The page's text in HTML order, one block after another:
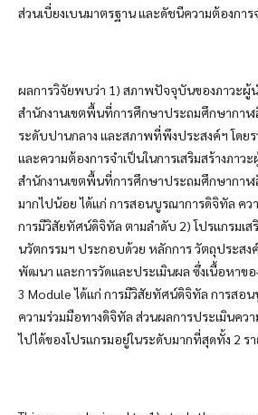
ส่วนเบี่ยงเบนมาตรฐาน และดัชนีความต้องการ
ผลการวิจัยพบว่า 1) สภาพปัจจุบันของภาวะผู้
สำนักงานเขตพื้นที่การศึกษาประถมศึกษากาฬ
ระดับปานกลาง และสภาพที่พึงประสงค์ฯ โดย
และความต้องการจำเป็นในการเสริมสร้างภาว
สำนักงานเขตพื้นที่การศึกษาประถมศึกษากาฬ
มากไปน้อย ได้แก่ การสอนบูรณาการดิจิทัล คว
การมีวิสัยทัศน์ดิจิทัล ตามลำดับ 2) โปรแกรมเส
นวัตกรรมฯ ประกอบด้วย หลักการ วัตถุประสง
พัฒนา และการวัดและประเมินผล ซึ่งเนื้อหาข
3 Module ได้แก่ การมีวิสัยทัศน์ดิจิทัล การสอ
ความร่วมมือทางดิจิทัล ส่วนผลการประเมินคว
ไปได้ของโปรแกรมอยู่ในระดับมากที่สุดทั้ง 2 ร